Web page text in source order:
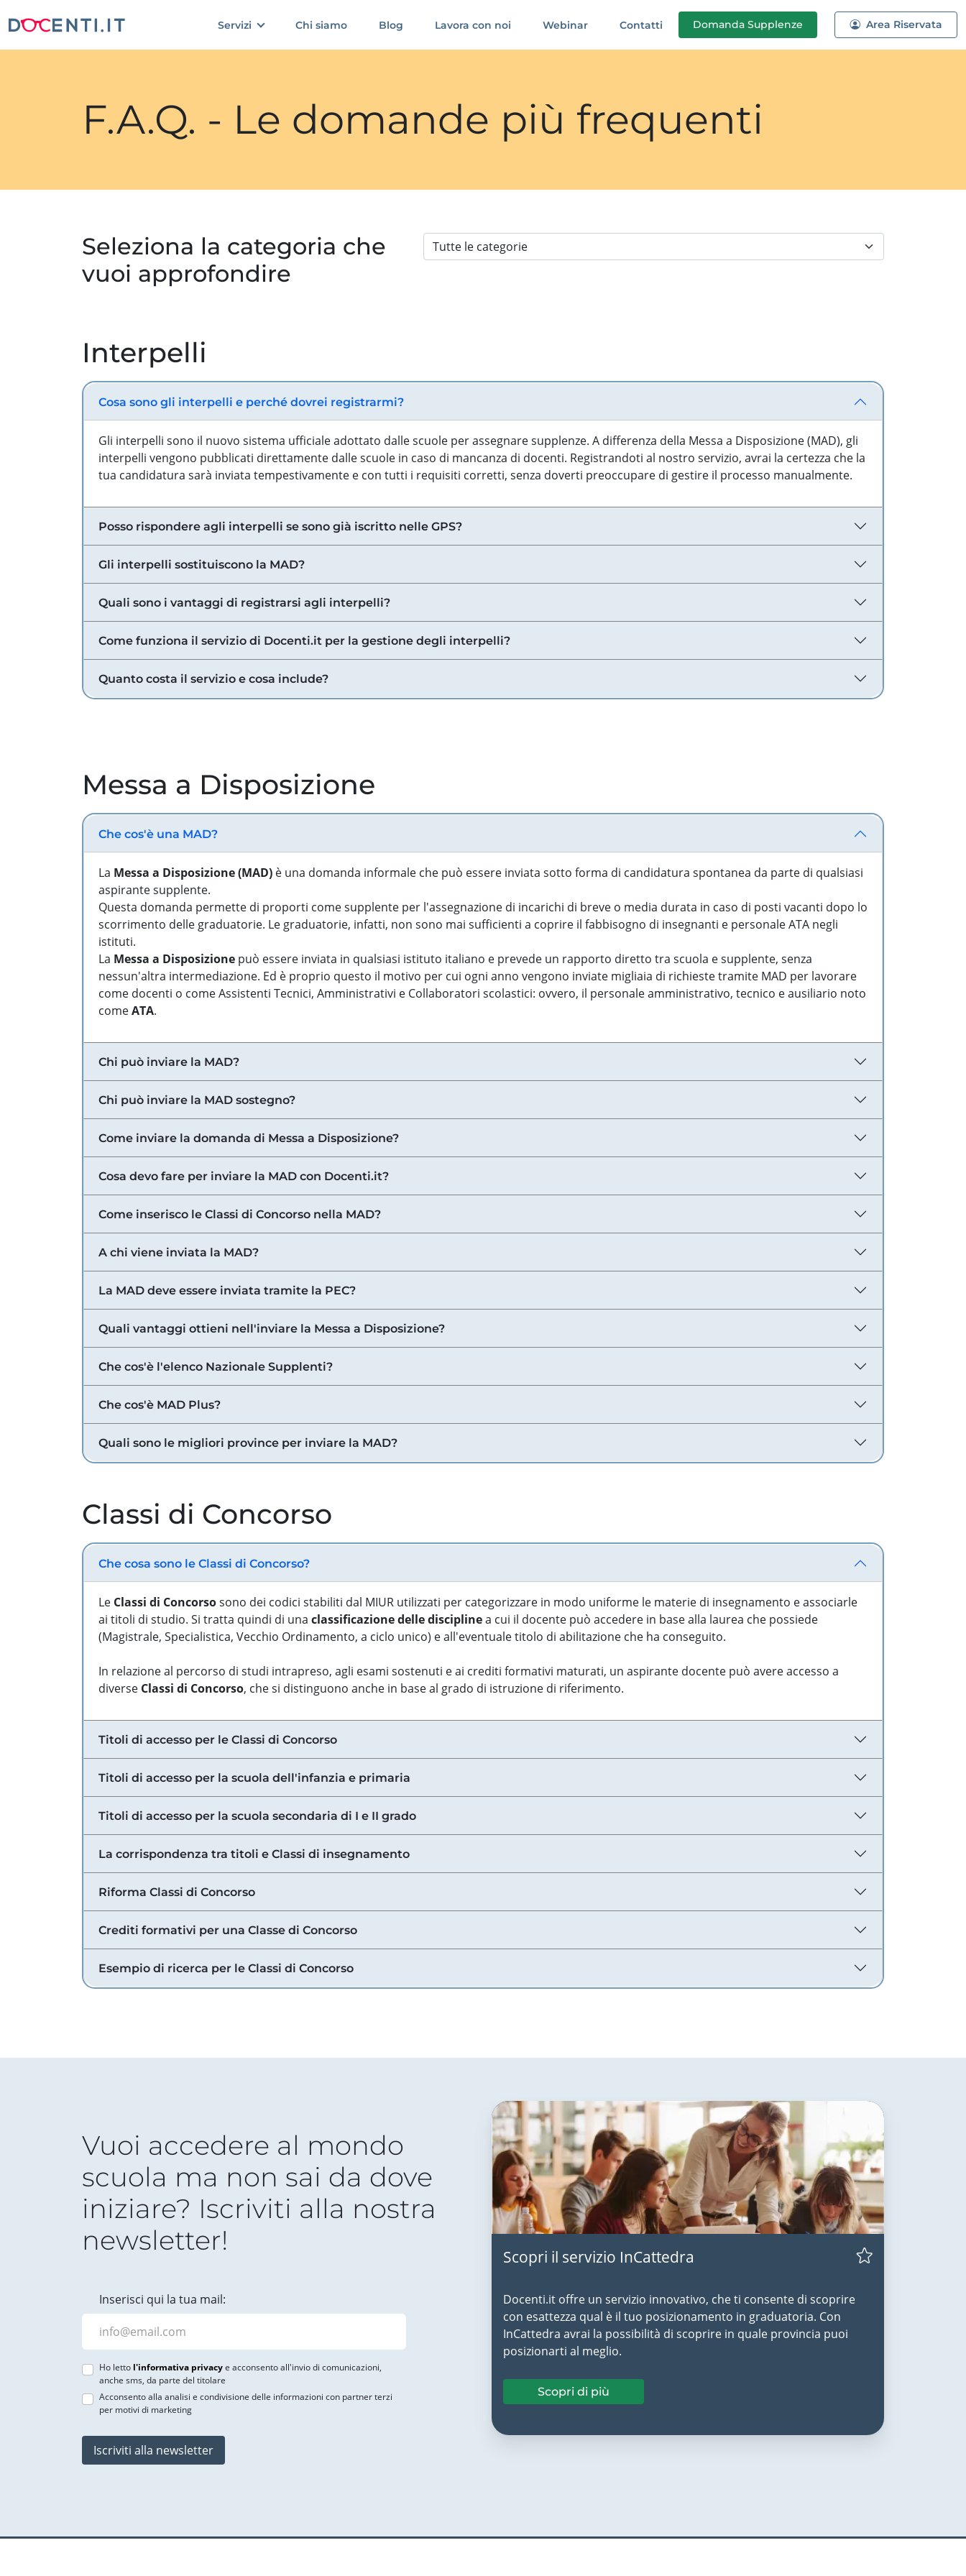
Servizi Chi siamo Blog Lavora con noi Webinar Contatti Domanda Supplenze Area Riservata
F.A.Q. - Le domande più frequenti
Seleziona la categoria che
vuoi approfondire
Interpelli
Cosa sono gli interpelli e perché dovrei registrarmi?
Gli interpelli sono il nuovo sistema ufficiale adottato dalle scuole per assegnare supplenze. A differenza della Messa a Disposizione (MAD), gli
interpelli vengono pubblicati direttamente dalle scuole in caso di mancanza di docenti. Registrandoti al nostro servizio, avrai la certezza che la
tua candidatura sarà inviata tempestivamente e con tutti i requisiti corretti, senza doverti preoccupare di gestire il processo manualmente.
Posso rispondere agli interpelli se sono già iscritto nelle GPS?
Gli interpelli sostituiscono la MAD?
Quali sono i vantaggi di registrarsi agli interpelli?
Come funziona il servizio di Docenti.it per la gestione degli interpelli?
Quanto costa il servizio e cosa include?
Messa a Disposizione
Che cos'è una MAD?
La Messa a Disposizione (MAD) è una domanda informale che può essere inviata sotto forma di candidatura spontanea da parte di qualsiasi
aspirante supplente.
Questa domanda permette di proporti come supplente per l'assegnazione di incarichi di breve o media durata in caso di posti vacanti dopo lo
scorrimento delle graduatorie. Le graduatorie, infatti, non sono mai sufficienti a coprire il fabbisogno di insegnanti e personale ATA negli
istituti.
La Messa a Disposizione può essere inviata in qualsiasi istituto italiano e prevede un rapporto diretto tra scuola e supplente, senza
nessun'altra intermediazione. Ed è proprio questo il motivo per cui ogni anno vengono inviate migliaia di richieste tramite MAD per lavorare
come docenti o come Assistenti Tecnici, Amministrativi e Collaboratori scolastici: ovvero, il personale amministrativo, tecnico e ausiliario noto
comeATA.
Chi può inviare la MAD?
Chi può inviare la MAD sostegno?
Come inviare la domanda di Messa a Disposizione?
Cosa devo fare per inviare la MAD con Docenti.it?
Come inserisco le Classi di Concorso nella MAD?
A chi viene inviata la MAD?
La MAD deve essere inviata tramite la PEC?
Quali vantaggi ottieni nell'inviare la Messa a Disposizione?
Che cos'è l'elenco Nazionale Supplenti?
Che cos'è MAD Plus?
Quali sono le migliori province per inviare la MAD?
Classi di Concorso
Che cosa sono le Classi di Concorso?
Le Classi di Concorsosono dei codici stabiliti dal MIUR utilizzati per categorizzare in modo uniforme le materie di insegnamento e associarle
ai titoli di studio. Si tratta quindi di una classificazione delle disciplinea cui il docente può accedere in base alla laurea che possiede
(Magistrale, Specialistica, Vecchio Ordinamento, a ciclo unico) e all'eventuale titolo di abilitazione che ha conseguito.
In relazione al percorso di studi intrapreso, agli esami sostenuti e ai crediti formativi maturati, un aspirante docente può avere accesso a
diverse Classi di Concorso, che si distinguono anche in base al grado di istruzione di riferimento.
Titoli di accesso per le Classi di Concorso
Titoli di accesso per la scuola dell'infanzia e primaria
Titoli di accesso per la scuola secondaria di I e II grado
La corrispondenza tra titoli e Classi di insegnamento
Riforma Classi di Concorso
Crediti formativi per una Classe di Concorso
Esempio di ricerca per le Classi di Concorso
Vuoi accedere al mondo
scuola ma non sai da dove
iniziare? Iscriviti alla nostra
newsletter!
Inserisci qui la tua mail:
Ho letto l'informativa privacye acconsento all'invio di comunicazioni,
anche sms, da parte del titolare
Acconsento alla analisi e condivisione delle informazioni con partner terzi
per motivi di marketing
Iscriviti alla newsletter
Scopri il servizio InCattedra
Docenti.it offre un servizio innovativo, che ti consente di scoprire
con esattezza qual è il tuo posizionamento in graduatoria. Con
InCattedra avrai la possibilità di scoprire in quale provincia puoi
posizionarti al meglio.
Scopri di più